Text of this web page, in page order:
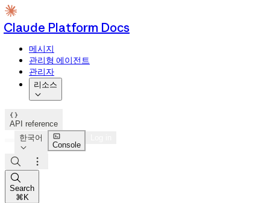
Claude Platform Docs
메시지
관리형 에이전트
관리자
리소스


API reference
한국어


Console



Search
⌘K